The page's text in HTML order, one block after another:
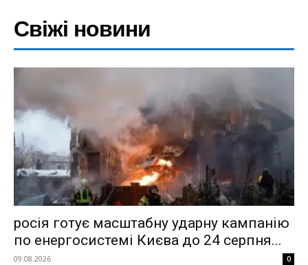
Свіжі новини
росія готує масштабну ударну кампанію
по енергосистемі Києва до 24 серпня...
09.08.2026 0